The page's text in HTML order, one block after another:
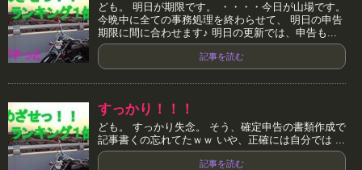
ども。 明日が期限です。 ・・・・今日が山場です。
今晩中に全ての事務処理を終わらせて、 明日の申告
期限に間に合わせます♪ 明日の更新では、申告も...
記事を読む
すっかり！！！
ども。 すっかり失念。 そう、確定申告の書類作成で
記事書くの忘れてたｗｗ いや、正確には自分では ...
記事を読む